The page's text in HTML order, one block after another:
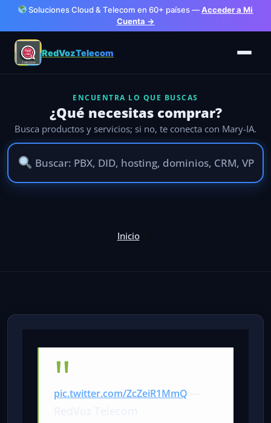
Soluciones Cloud & Telecom en 60+ países —Acceder a Mi
Cuenta →
RedVozTelecom
ENCUENTRA LO QUE BUSCAS
¿Qué necesitas comprar?
Busca productos y servicios; si no, te conecta con Mary-IA.
Inicio
pic.twitter.com/ZcZeiR1MmQ